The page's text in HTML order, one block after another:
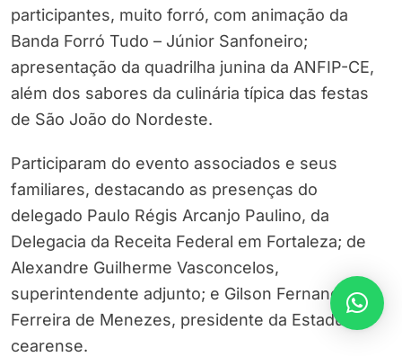
participantes, muito forró, com animação da
Banda Forró Tudo – Júnior Sanfoneiro;
apresentação da quadrilha junina da ANFIP-CE,
além dos sabores da culinária típica das festas
de São João do Nordeste.
Participaram do evento associados e seus
familiares, destacando as presenças do
delegado Paulo Régis Arcanjo Paulino, da
Delegacia da Receita Federal em Fortaleza; de
Alexandre Guilherme Vasconcelos,
superintendente adjunto; e Gilson Fernando
Ferreira de Menezes, presidente da Estadual
cearense.